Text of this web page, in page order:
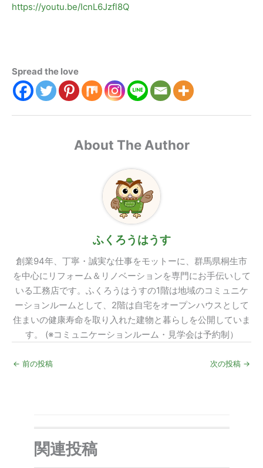
https://youtu.be/IcnL6Jzfl8Q
Spread the love
About The Author
ふくろうはうす
創業94年、丁寧・誠実な仕事をモットーに、群馬県桐生市
を中心にリフォーム＆リノベーションを専門にお手伝いして
いる工務店です。ふくろうはうすの1階は地域のコミュニケ
ーションルームとして、2階は自宅をオープンハウスとして
住まいの健康寿命を取り入れた建物と暮らしを公開していま
す。 (※コミュニケーションルーム・見学会は予約制）
← 前の投稿 次の投稿 →
関連投稿